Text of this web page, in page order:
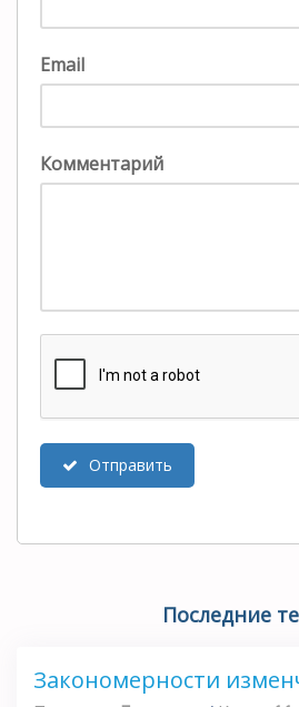
Email
Комментарий
Отправить
Последние
Закономерности